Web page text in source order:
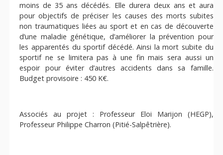
moins de 35 ans décédés. Elle durera deux ans et aura
pour objectifs de préciser les causes des morts subites
non traumatiques liées au sport et en cas de découverte
d’une maladie génétique, d’améliorer la prévention pour
les apparentés du sportif décédé. Ainsi la mort subite du
sportif ne se limitera pas à une fin mais sera aussi un
espoir pour éviter d’autres accidents dans sa famille.
Budget provisoire : 450 K€.
Associés au projet : Professeur Eloi Marijon (HEGP),
Professeur Philippe Charron (Pitié-Salpêtrière).